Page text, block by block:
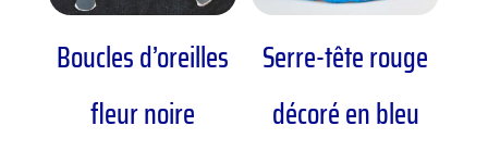
Boucles d’oreilles
fleur noire
Serre-tête rouge
décoré en bleu